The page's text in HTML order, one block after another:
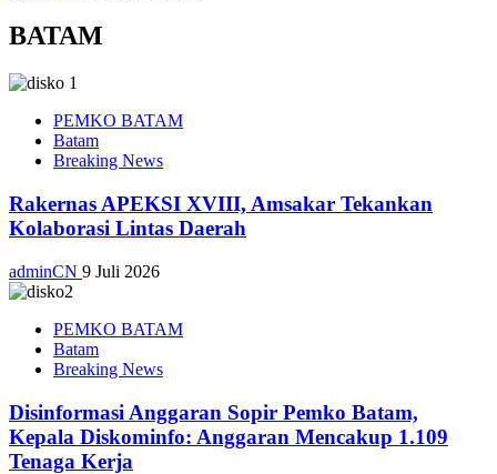
BATAM
PEMKO BATAM
Batam
Breaking News
Rakernas APEKSI XVIII, Amsakar Tekankan
Kolaborasi Lintas Daerah
adminCN 9 Juli 2026
PEMKO BATAM
Batam
Breaking News
Disinformasi Anggaran Sopir Pemko Batam,
Kepala Diskominfo: Anggaran Mencakup 1.109
Tenaga Kerja